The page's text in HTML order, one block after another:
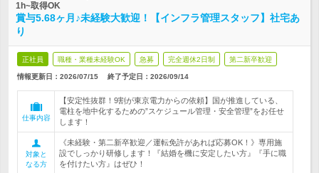
1h~取得OK
賞与5.68ヶ月♪未経験大歓迎！【インフラ管理スタッフ】社宅あ
り
正社員 職種・業種未経験OK 急募 完全週休2日制 第二新卒歓迎
情報更新日：2026/07/15 終了予定日： 2026/09/14
仕事内容
【安定性抜群！9割が東京電力からの依頼】国が推進している、
電柱を地中化するための”スケジュール管理・安全管理”をお任せ
します！
対象と
なる方
《未経験・第二新卒歓迎／運転免許があれば応募OK！》専用施
設でしっかり研修します！『結婚を機に安定したい方』『手に職
を付けたい方』はぜひ！